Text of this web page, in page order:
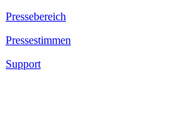
Pressebereich
Pressestimmen
Support